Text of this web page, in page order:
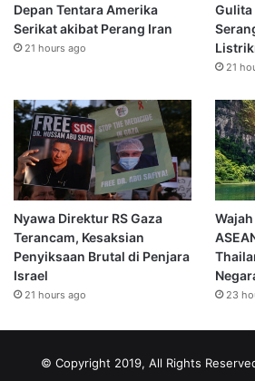
Depan Tentara Amerika
Serikat akibat Perang Iran
21 hours ago
Gulita
21
Nyawa Direktur RS Gaza
Terancam, Kesaksian
Penyiksaan Brutal di Penjara
Israel
21 hours ago 23
© Copyright 2019, All Rights